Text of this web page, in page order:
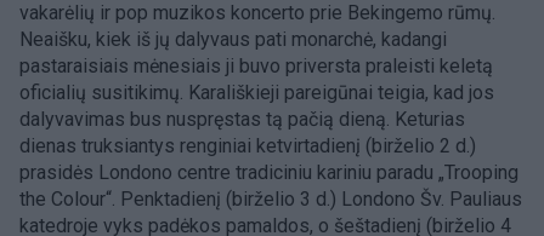
vakarėlių ir pop muzikos koncerto prie Bekingemo rūmų.
Neaišku, kiek iš jų dalyvaus pati monarchė, kadangi
pastaraisiais mėnesiais ji buvo priversta praleisti keletą
oficialių susitikimų. Karališkieji pareigūnai teigia, kad jos
dalyvavimas bus nuspręstas tą pačią dieną. Keturias
dienas truksiantys renginiai ketvirtadienį (birželio 2 d.)
prasidės Londono centre tradiciniu kariniu paradu „Trooping
the Colour“. Penktadienį (birželio 3 d.) Londono Šv. Pauliaus
katedroje vyks padėkos pamaldos, o šeštadienį (birželio 4